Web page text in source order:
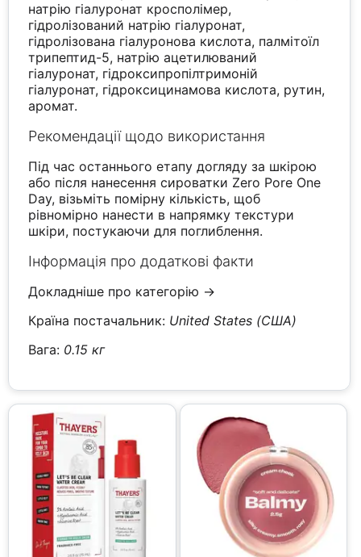
натрію гіалуронат кросполімер,
гідролізований натрію гіалуронат,
гідролізована гіалуронова кислота, палмітоїл
трипептид-5, натрію ацетилюваний
гіалуронат, гідроксипропілтримоній
гіалуронат, гідроксицинамова кислота, рутин,
аромат.
Рекомендації щодо використання
Під час останнього етапу догляду за шкірою
або після нанесення сироватки Zero Pore One
Day, візьміть помірну кількість, щоб
рівномірно нанести в напрямку текстури
шкіри, постукаючи для поглиблення.
Інформація про додаткові факти
Докладніше про категорію →
Країна постачальник: United States (США)
Вага: 0.15 кг